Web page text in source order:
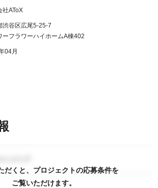
だくと、プロジェクトの応募条件を
ご覧いただけます。
社AToX
渋谷区広尾5-25-7
ーフラワーハイホームA棟402
04月